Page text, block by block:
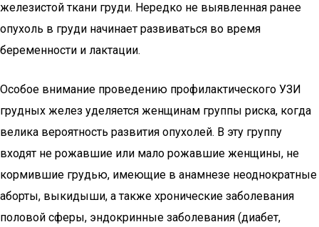
железистой ткани груди. Нередко не выявленная ранее
опухоль в груди начинает развиваться во время
беременности и лактации.
Особое внимание проведению профилактического УЗИ
грудных желез уделяется женщинам группы риска, когда
велика вероятность развития опухолей. В эту группу
входят не рожавшие или мало рожавшие женщины, не
кормившие грудью, имеющие в анамнезе неоднократные
аборты, выкидыши, а также хронические заболевания
половой сферы, эндокринные заболевания (диабет,